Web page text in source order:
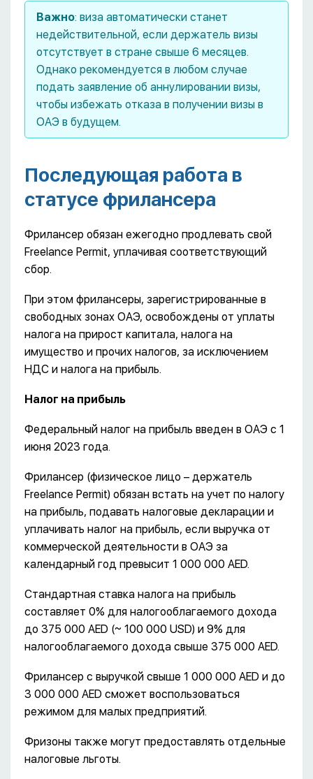
Важно: виза автоматически станет
недействительной, если держатель визы
отсутствует в стране свыше 6 месяцев.
Однако рекомендуется в любом случае
подать заявление об аннулировании визы,
чтобы избежать отказа в получении визы в
ОАЭ в будущем.
Последующая работа в
статусе фрилансера
Фрилансер обязан ежегодно продлевать свой
Freelance Permit, уплачивая соответствующий
сбор.
При этом фрилансеры, зарегистрированные в
свободных зонах ОАЭ, освобождены от уплаты
налога на прирост капитала, налога на
имущество и прочих налогов, за исключением
НДС и налога на прибыль.
Налог на прибыль
Федеральный налог на прибыль введен в ОАЭ с 1
июня 2023 года.
Фрилансер (физическое лицо – держатель
Freelance Permit) обязан встать на учет по налогу
на прибыль, подавать налоговые декларации и
уплачивать налог на прибыль, если выручка от
коммерческой деятельности в ОАЭ за
календарный год превысит 1 000 000 AED.
Стандартная ставка налога на прибыль
составляет 0% для налогооблагаемого дохода
до 375 000 AED (~ 100 000 USD) и 9% для
налогооблагаемого дохода свыше 375 000 AED.
Фрилансер с выручкой свыше 1 000 000 AED и до
3 000 000 AED сможет воспользоваться
режимом для малых предприятий.
Фризоны также могут предоставлять отдельные
налоговые льготы.